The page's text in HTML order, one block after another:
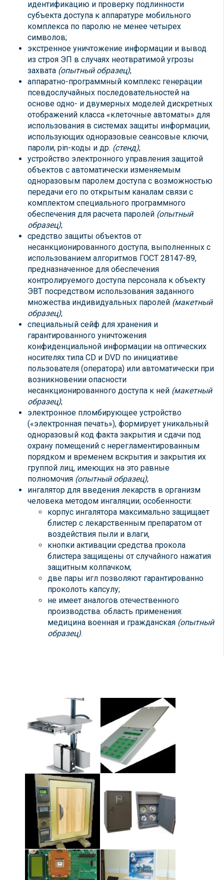
идентификацию и проверку подлинности
субъекта доступа к аппаратуре мобильного
комплекса по паролю не менее четырех
символов;
экстренное уничтожение информации и вывод
из строя ЭП в случаях неотвратимой угрозы
захвата (опытный образец);
аппаратно-программный комплекс генерации
псевдослучайных последовательностей на
основе одно- и двумерных моделей дискретных
отображений класса «клеточные автоматы» для
использования в системах защиты информации,
использующих одноразовые сеансовые ключи,
пароли, pin-коды и др. (стенд);
устройство электронного управления защитой
объектов с автоматически изменяемым
одноразовым паролем доступа с возможностью
передачи его по открытым каналам связи с
комплектом специального программного
обеспечения для расчета паролей (опытный
образец);
средство защиты объектов от
несанкционированного доступа, выполненных с
использованием алгоритмов ГОСТ 28147-89,
предназначенное для обеспечения
контролируемого доступа персонала к объекту
ЭВТ посредством использования заданного
множества индивидуальных паролей (макетный
образец);
специальный сейф для хранения и
гарантированного уничтожения
конфиденциальной информации на оптических
носителях типа CD и DVD по инициативе
пользователя (оператора) или автоматически при
возникновении опасности
несанкционированного доступа к ней (макетный
образец);
электронное пломбирующее устройство
(«электронная печать»), формирует уникальный
одноразовый код факта закрытия и сдачи под
охрану помещений с нерегламентированным
порядком и временем вскрытия и закрытия их
группой лиц, имеющих на это равные
полномочия (опытный образец);
ингалятор для введения лекарств в организм
человека методом ингаляции; особенности:
корпус ингалятора максимально защищает
блистер с лекарственным препаратом от
воздействия пыли и влаги,
кнопки активации средства прокола
блистера защищены от случайного нажатия
защитным колпачком;
две пары игл позволяют гарантированно
проколоть капсулу;
не имеет аналогов отечественного
производства. область применения:
медицина военная и гражданская (опытный
образец).